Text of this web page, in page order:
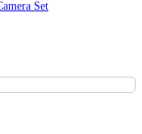
Set